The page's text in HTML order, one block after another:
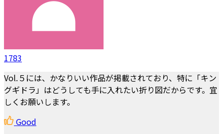
1783
Vol.５には、かなりいい作品が掲載されており、特に「キン
グギドラ」はどうしても手に入れたい折り図だからです。宜
しくお願いします。
Good